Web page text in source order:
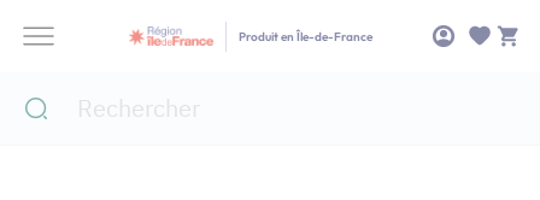
Produit en Île-de-France